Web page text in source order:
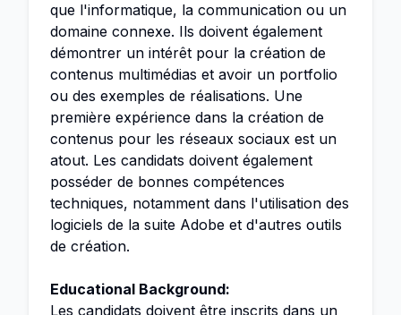
que l'informatique, la communication ou un
domaine connexe. Ils doivent également
démontrer un intérêt pour la création de
contenus multimédias et avoir un portfolio
ou des exemples de réalisations. Une
première expérience dans la création de
contenus pour les réseaux sociaux est un
atout. Les candidats doivent également
posséder de bonnes compétences
techniques, notamment dans l'utilisation des
logiciels de la suite Adobe et d'autres outils
de création.
Educational Background:
Les candidats doivent être inscrits dans un